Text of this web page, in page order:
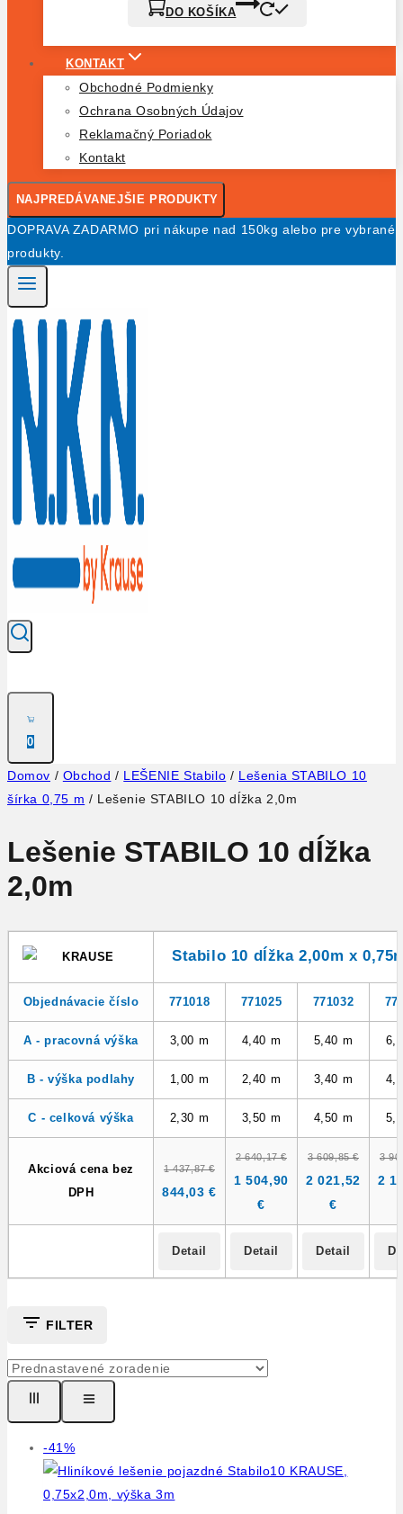
DO KOŠÍKA
KONTAKT
Obchodné Podmienky
Ochrana Osobných Údajov
Reklamačný Poriadok
Kontakt
NAJPREDÁVANEJŠIE PRODUKTY
DOPRAVA ZADARMO pri nákupe nad 150kg alebo pre vybrané
produkty.
0
Domov / Obchod / LEŠENIE Stabilo / Lešenia STABILO 10
šírka 0,75 m / Lešenie STABILO 10 dĺžka 2,0m
Lešenie STABILO 10 dĺžka
2,0m
Stabilo 10 dĺžka 2,00m x
Objednávacie číslo 771018 771025 771032
A - pracovná výška 3,00 m 4,40 m 5,40 m
B - výška podlahy 1,00 m 2,40 m 3,40 m
C - celková výška 2,30 m 3,50 m 4,50 m
Akciová cena bez
DPH
1 437,87 €
844,03 €
2 640,17 €
1 504,90
€
3 609,85 €
2 021,52
€
3
2
Detail Detail Detail
FILTER
-41%Výrobok
na
predaj